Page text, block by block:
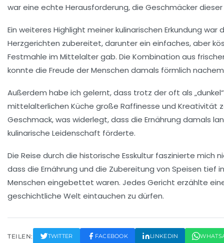
war eine echte Herausforderung, die Geschmäcker
Ein weiteres Highlight meiner kulinarischen Erkundung war
Herzgerichten zubereitet, darunter ein einfaches, aber
Festmahle im Mittelaltergab. Die Kombination aus
konnte die Freude der Menschen damals förmlich
Außerdem habe ich gelernt, dass trotz der oft als
mittelalterlichen Küche große Raffinesse und Kreativität
Geschmack, was widerlegt, dass die Ernährung damals
kulinarische Leidenschaft förderte.
Die Reise durch die historische Esskultur faszinierte mich
dass die Ernährung und die Zubereitung von Speisen tief
Menschen eingebettet waren. Jedes Gericht erzählte
geschichtliche Welt eintauchen zu dürfen.
TEILEN: TWITTER FACEBOOK LINKEDIN